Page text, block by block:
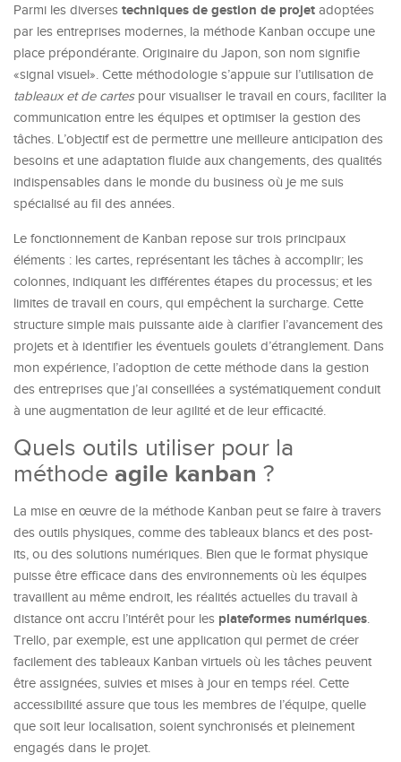
Parmi les diverses techniques de gestion de projet adoptées
par les entreprises modernes, la méthode Kanban occupe une
place prépondérante. Originaire du Japon, son nom signifie
«signal visuel». Cette méthodologie s’appuie sur l’utilisation de
tableaux et de cartespour visualiser le travail en cours, faciliter la
communication entre les équipes et optimiser la gestion des
tâches. L’objectif est de permettre une meilleure anticipation des
besoins et une adaptation fluide aux changements, des qualités
indispensables dans le monde du business où je me suis
spécialisé au fil des années.
Le fonctionnement de Kanban repose sur trois principaux
éléments : les cartes, représentant les tâches à accomplir; les
colonnes, indiquant les différentes étapes du processus; et les
limites de travail en cours, qui empêchent la surcharge. Cette
structure simple mais puissante aide à clarifier l’avancement des
projets et à identifier les éventuels goulets d’étranglement. Dans
mon expérience, l’adoption de cette méthode dans la gestion
des entreprises que j’ai conseillées a systématiquement conduit
à une augmentation de leur agilité et de leur efficacité.
Quels outils utiliser pour la
méthode agile kanban ?
La mise en œuvre de la méthode Kanban peut se faire à travers
des outils physiques, comme des tableaux blancs et des post-
its, ou des solutions numériques. Bien que le format physique
puisse être efficace dans des environnements où les équipes
travaillent au même endroit, les réalités actuelles du travail à
distance ont accru l’intérêt pour les plateformes numériques.
Trello, par exemple, est une application qui permet de créer
facilement des tableaux Kanban virtuels où les tâches peuvent
être assignées, suivies et mises à jour en temps réel. Cette
accessibilité assure que tous les membres de l’équipe, quelle
que soit leur localisation, soient synchronisés et pleinement
engagés dans le projet.